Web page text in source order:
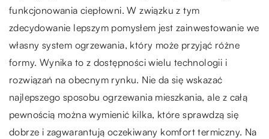
funkcjonowania ciepłowni. W związku z tym
zdecydowanie lepszym pomysłem jest zainwestowanie we
własny system ogrzewania, który może przyjąć różne
formy. Wynika to z dostępności wielu technologii i
rozwiązań na obecnym rynku. Nie da się wskazać
najlepszego sposobu ogrzewania mieszkania, ale z całą
pewnością można wymienić kilka, które sprawdzą się
dobrze i zagwarantują oczekiwany komfort termiczny. Na